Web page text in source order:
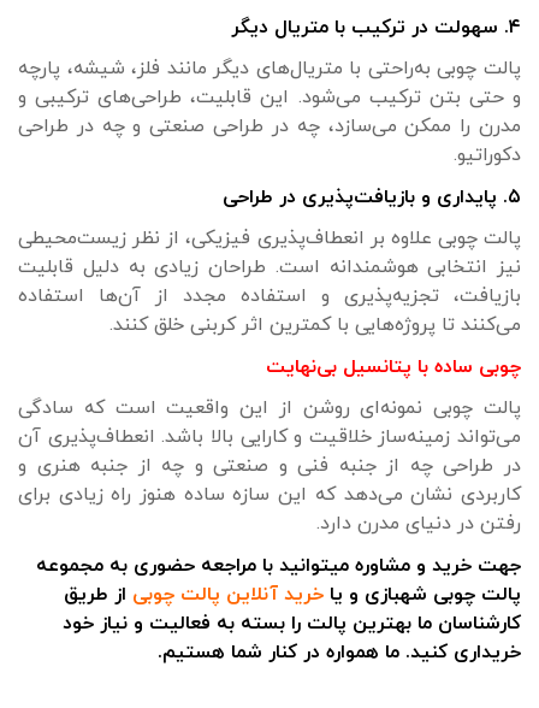
۴. سهولت در ترکیب با متریال دیگر
پالت چوبی به‌راحتی با متریال‌های دیگر مانند فلز، شیشه، پارچه
و حتی بتن ترکیب می‌شود. این قابلیت، طراحی‌های ترکیبی و
مدرن را ممکن می‌سازد، چه در طراحی صنعتی و چه در طراحی
دکوراتیو.
۵. پایداری و بازیافت‌پذیری در طراحی
پالت چوبی علاوه بر انعطاف‌پذیری فیزیکی، از نظر زیست‌محیطی
نیز انتخابی هوشمندانه است. طراحان زیادی به دلیل قابلیت
بازیافت، تجزیه‌پذیری و استفاده مجدد از آن‌ها استفاده
می‌کنند تا پروژه‌هایی با کمترین اثر کربنی خلق کنند.
چوبی ساده با پتانسیل بی‌نهایت
پالت چوبی نمونه‌ای روشن از این واقعیت است که سادگی
می‌تواند زمینه‌ساز خلاقیت و کارایی بالا باشد. انعطاف‌پذیری آن
در طراحی چه از جنبه فنی و صنعتی و چه از جنبه هنری و
کاربردی نشان می‌دهد که این سازه ساده هنوز راه زیادی برای
رفتن در دنیای مدرن دارد.
جهت خرید و مشاوره میتوانید با مراجعه حضوری به مجموعه
پالت چوبی شهبازی و یا خرید آنلاین پالت چوبی از طریق
کارشناسان ما بهترین پالت را بسته به فعالیت و نیاز خود
خریداری کنید. ما همواره در کنار شما هستیم.